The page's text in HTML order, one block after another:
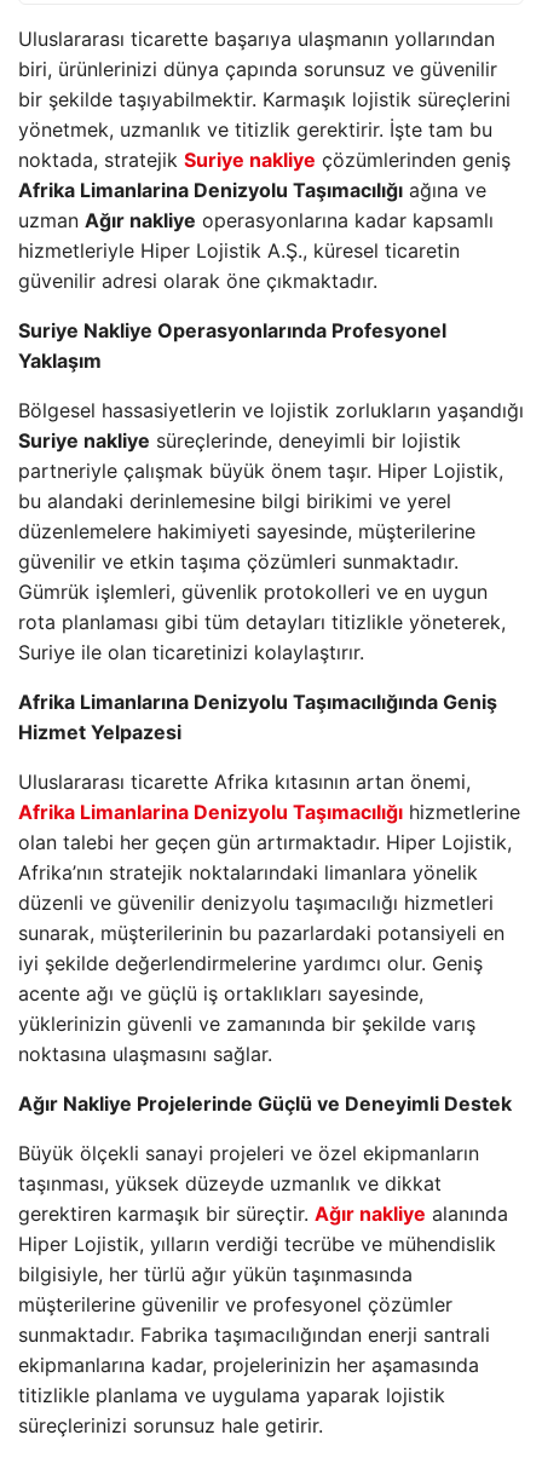
Uluslararası ticarette başarıya ulaşmanın yollarından
biri, ürünlerinizi dünya çapında sorunsuz ve güvenilir
bir şekilde taşıyabilmektir. Karmaşık lojistik süreçlerini
yönetmek, uzmanlık ve titizlik gerektirir. İşte tam bu
noktada, stratejik Suriye nakliye çözümlerinden geniş
Afrika Limanlarina Denizyolu Taşımacılığı ağına ve
uzman Ağır nakliye operasyonlarına kadar kapsamlı
hizmetleriyle Hiper Lojistik A.Ş., küresel ticaretin
güvenilir adresi olarak öne çıkmaktadır.
Suriye Nakliye Operasyonlarında Profesyonel
Yaklaşım
Bölgesel hassasiyetlerin ve lojistik zorlukların yaşandığı
Suriye nakliye süreçlerinde, deneyimli bir lojistik
partneriyle çalışmak büyük önem taşır. Hiper Lojistik,
bu alandaki derinlemesine bilgi birikimi ve yerel
düzenlemelere hakimiyeti sayesinde, müşterilerine
güvenilir ve etkin taşıma çözümleri sunmaktadır.
Gümrük işlemleri, güvenlik protokolleri ve en uygun
rota planlaması gibi tüm detayları titizlikle yöneterek,
Suriye ile olan ticaretinizi kolaylaştırır.
Afrika Limanlarına Denizyolu Taşımacılığında Geniş
Hizmet Yelpazesi
Uluslararası ticarette Afrika kıtasının artan önemi,
Afrika Limanlarina Denizyolu Taşımacılığı hizmetlerine
olan talebi her geçen gün artırmaktadır. Hiper Lojistik,
Afrika’nın stratejik noktalarındaki limanlara yönelik
düzenli ve güvenilir denizyolu taşımacılığı hizmetleri
sunarak, müşterilerinin bu pazarlardaki potansiyeli en
iyi şekilde değerlendirmelerine yardımcı olur. Geniş
acente ağı ve güçlü iş ortaklıkları sayesinde,
yüklerinizin güvenli ve zamanında bir şekilde varış
noktasına ulaşmasını sağlar.
Ağır Nakliye Projelerinde Güçlü ve Deneyimli Destek
Büyük ölçekli sanayi projeleri ve özel ekipmanların
taşınması, yüksek düzeyde uzmanlık ve dikkat
gerektiren karmaşık bir süreçtir. Ağır nakliye alanında
Hiper Lojistik, yılların verdiği tecrübe ve mühendislik
bilgisiyle, her türlü ağır yükün taşınmasında
müşterilerine güvenilir ve profesyonel çözümler
sunmaktadır. Fabrika taşımacılığından enerji santrali
ekipmanlarına kadar, projelerinizin her aşamasında
titizlikle planlama ve uygulama yaparak lojistik
süreçlerinizi sorunsuz hale getirir.